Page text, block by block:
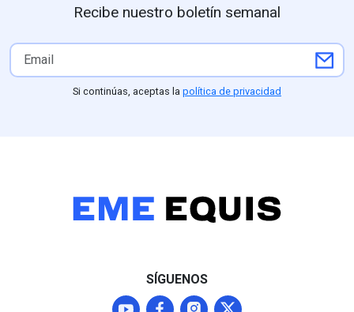
Recibe nuestro boletín semanal
Si continúas, aceptas la política de privacidad
SÍGUENOS